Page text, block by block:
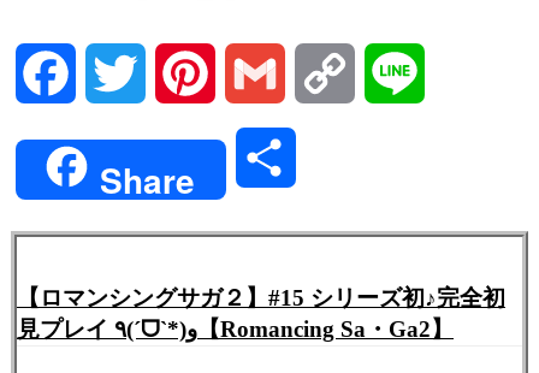
Facebook Twitter Pinterest Gmail Copy
Share
【ロマンシングサガ２】#15 シリーズ初♪完全初
見プレイ ٩(ˊᗜˋ*)و【Romancing Sa・Ga2】